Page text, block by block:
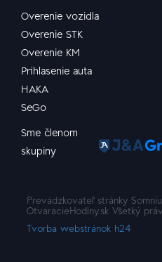
Overenie vozidla
Overenie STK
Overenie KM
Prihlasenie auta
HAKA
SeGo
Sme členom
skupiny
Prevádzkovateľ stránky
OtvaracieHodiny.sk Všetký
Tvorba webstránok h24